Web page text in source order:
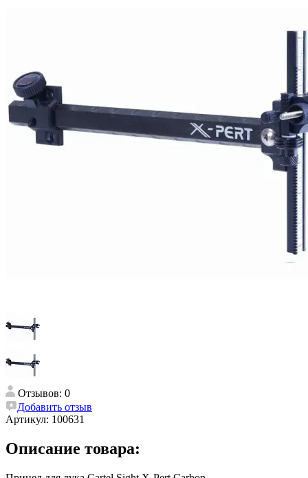
Отзывов: 0
Добавить отзыв
Артикул: 100631
Описание товара: